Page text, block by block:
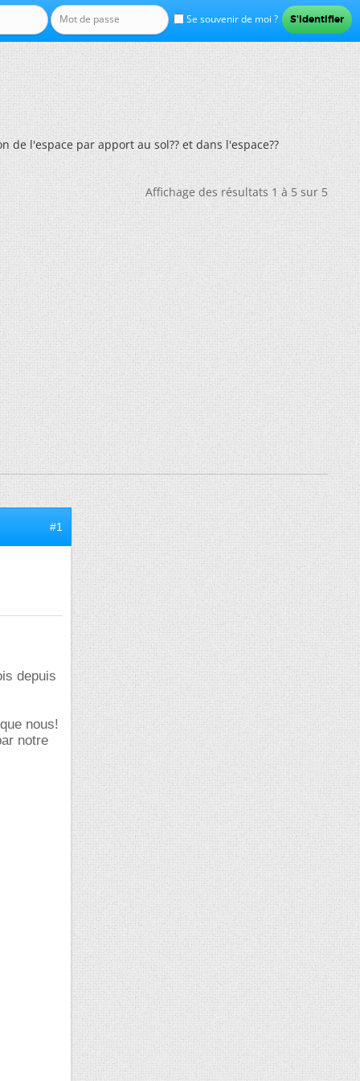
Se souvenir de moi ?
de l'espace par apport au sol?? et dans l'espace??
Affichage des résultats 1 à 5 sur 5
#1
depuis
nous!
notre